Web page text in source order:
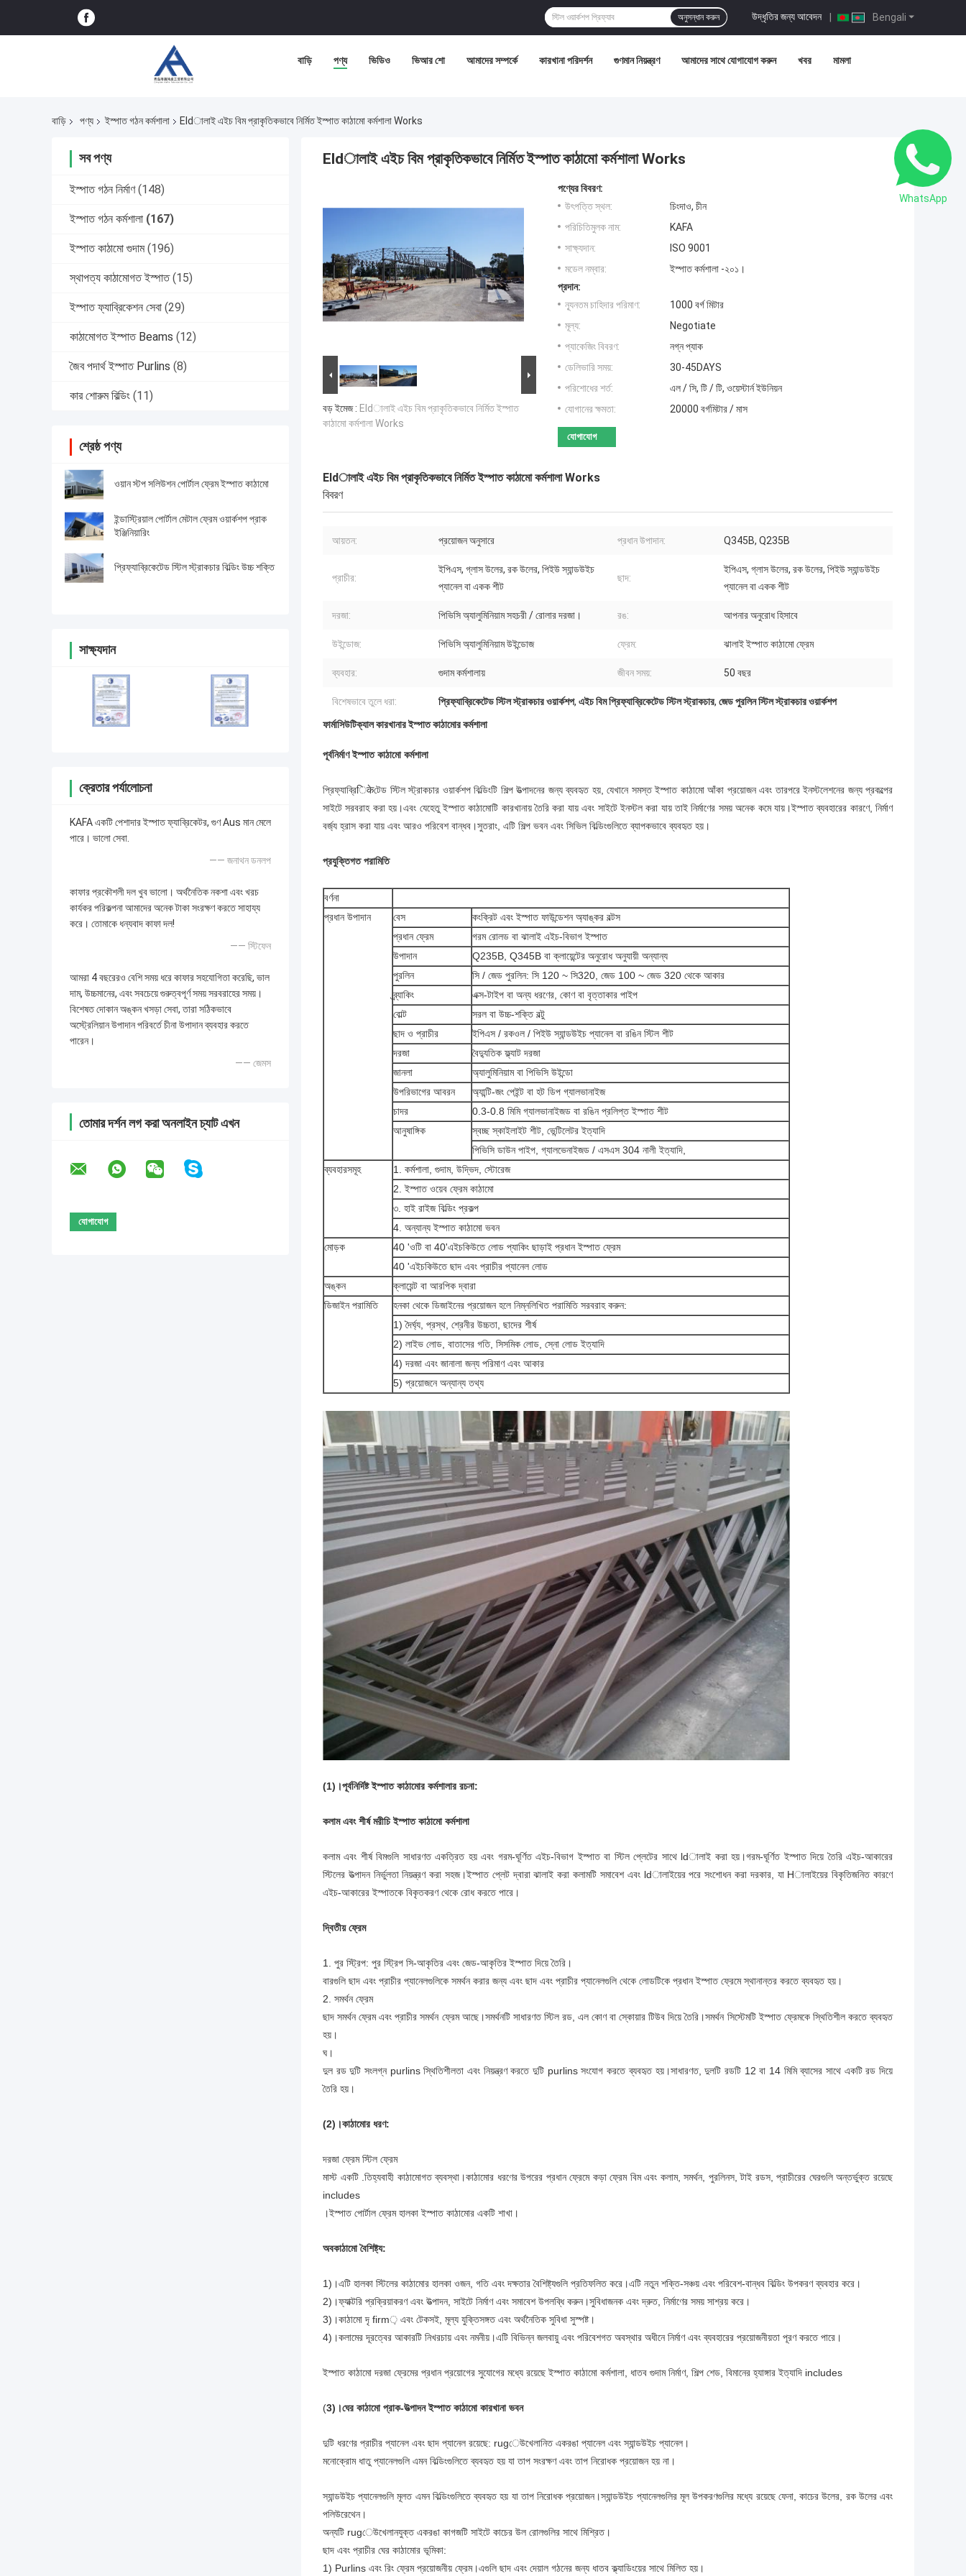
Bengali
উদ্ধৃতির জন্য আবেদন |
অনুসন্ধান করুন
বাড়ি পণ্য ভিডিও ভিআর শো আমাদের সম্পর্কে কারখানা পরিদর্শন গুণমান নিয়ন্ত্রণ আমাদের সাথে যোগাযোগ করুন খবর মামলা
বাড়ি পণ্য ইস্পাত গঠন কর্মশালা Eldালাই এইচ বিম প্রাকৃতিকভাবে নির্মিত ইস্পাত কাঠামো কর্মশালা Works
সব পণ্য
ইস্পাত গঠন নির্মাণ (148)
ইস্পাত গঠন কর্মশালা (167)
ইস্পাত কাঠামো গুদাম (196)
স্থাপত্য কাঠামোগত ইস্পাত (15)
ইস্পাত ফ্যাব্রিকেশন সেবা (29)
কাঠামোগত ইস্পাত Beams (12)
জৈব পদার্থ ইস্পাত Purlins (8)
কার শোরুম বিল্ডিং (11)
শ্রেষ্ঠ পণ্য
ওয়ান স্টপ সলিউশন পোর্টাল ফ্রেম ইস্পাত কাঠামো
ইন্ডাস্ট্রিয়াল পোর্টাল মেটাল ফ্রেম ওয়ার্কশপ প্রাক
ইঞ্জিনিয়ারিং
প্রিফ্যাব্রিকেটেড স্টিল স্ট্রাকচার বিল্ডিং উচ্চ শক্তি
সাক্ষ্যদান
ক্রেতার পর্যালোচনা
KAFA একটি পেশাদার ইস্পাত ফ্যাব্রিকেটর, গুণ Aus মান মেলে
পারে। ভালো সেবা.
—— জনাথন ডনলপ
কাফার প্রকৌশলী দল খুব ভালো। অর্থনৈতিক নকশা এবং খরচ
কার্যকর পরিকল্পনা আমাদের অনেক টাকা সংরক্ষণ করতে সাহায্য
করে। তোমাকে ধন্যবাদ কাফা দল!
—— স্টিফেন
আমরা 4 বছরেরও বেশি সময় ধরে কাফার সহযোগিতা করেছি, ভাল
দাম, উচ্চমানের, এবং সবচেয়ে গুরুত্বপূর্ণ সময় সরবরাহের সময়।
বিশেষত দোকান অঙ্কন খসড়া সেবা, তারা সঠিকভাবে
অস্ট্রেলিয়ান উপাদান পরিবর্তে চীনা উপাদান ব্যবহার করতে
পারেন।
—— জেমস
তোমার দর্শন লগ করা অনলাইন চ্যাট এখন
Eldালাই এইচ বিম প্রাকৃতিকভাবে নির্মিত ইস্পাত কাঠামো কর্মশালা Works
বড় ইমেজ : Eldালাই এইচ বিম প্রাকৃতিকভাবে নির্মিত ইস্পাত
কাঠামো কর্মশালা Works
পণ্যের বিবরণ:
উৎপত্তি স্থল:
চিংদাও, চীন
পরিচিতিমুলক নাম:
KAFA
সাক্ষ্যদান:
ISO 9001
মডেল নম্বার:
ইস্পাত কর্মশালা -২০১।
প্রদান:
ন্যূনতম চাহিদার পরিমাণ:
1000 বর্গ মিটার
মূল্য:
Negotiate
প্যাকেজিং বিবরণ:
নগ্ন প্যাক
ডেলিভারি সময়:
30-45DAYS
পরিশোধের শর্ত:
এল / সি, টি / টি, ওয়েস্টার্ন ইউনিয়ন
যোগানের ক্ষমতা:
20000 বর্গমিটার / মাস
যোগাযোগ
Eldালাই এইচ বিম প্রাকৃতিকভাবে নির্মিত ইস্পাত কাঠামো কর্মশালা Works
বিবরণ
আয়তন: প্রয়োজন অনুসারে প্রধান উপাদান: Q345B, Q235B
প্রাচীর:
ইপিএস, গ্লাস উলের, রক উলের, পিইউ স্যান্ডউইচ
প্যানেল বা একক শীট
ছাদ:
ইপিএস, গ্লাস উলের, রক উলের, পিইউ স্যান্ডউইচ
প্যানেল বা একক শীট
দরজা: পিভিসি অ্যালুমিনিয়াম সহচরী / রোলার দরজা। রঙ: আপনার অনুরোধ হিসাবে
উইন্ডোজ: পিভিসি অ্যালুমিনিয়াম উইন্ডোজ ফ্রেম: ঝালাই ইস্পাত কাঠামো ফ্রেম
ব্যবহার: গুদাম কর্মশালায় জীবন সময়: 50 বছর
বিশেষভাবে তুলে ধরা: প্রিফ্যাব্রিকেটেড স্টিল স্ট্রাকচার ওয়ার্কশপ, এইচ বিম প্রিফ্যাব্রিকেটেড স্টিল স্ট্রাকচার, জেড পুরলিন স্টিল স্ট্রাকচার ওয়ার্কশপ
ফার্মাসিউটিক্যাল কারখানার ইস্পাত কাঠামোর কর্মশালা
পূর্বনির্মাণ ইস্পাত কাঠামো কর্মশালা
প্রিফ্যাব্রিिकेটেড স্টিল স্ট্রাকচার ওয়ার্কশপ বিল্ডিংটি শিল্প উত্পাদনের জন্য ব্যবহৃত হয়, যেখানে সমস্ত ইস্পাত কাঠামো আঁকা প্রয়োজন এবং তারপরে ইনস্টলেশনের জন্য প্রকল্পের
সাইটে সরবরাহ করা হয়।এবং যেহেতু ইস্পাত কাঠামোটি কারখানায় তৈরি করা যায় এবং সাইটে ইনস্টল করা যায় তাই নির্মাণের সময় অনেক কমে যায়।ইস্পাত ব্যবহারের কারণে, নির্মাণ
বর্জ্য হ্রাস করা যায় এবং আরও পরিবেশ বান্ধব।সুতরাং, এটি শিল্প ভবন এবং সিভিল বিল্ডিংগুলিতে ব্যাপকভাবে ব্যবহৃত হয়।
প্রযুক্তিগত পরামিতি
বর্ণনা
প্রধান উপাদান
বেস
কংক্রিট এবং ইস্পাত ফাউন্ডেশন অ্যাঙ্কর বল্টস
প্রধান ফ্রেম
গরম রোলড বা ঝালাই এইচ-বিভাগ ইস্পাত
উপাদান
Q235B, Q345B বা ক্লায়েন্টের অনুরোধ অনুযায়ী অন্যান্য
পুরলিন
সি / জেড পুরলিন: সি 120 ~ সি320, জেড 100 ~ জেড 320 থেকে আকার
ব্র্যাকিং
এক্স-টাইপ বা অন্য ধরণের, কোণ বা বৃত্তাকার পাইপ
বোল্ট
সরল বা উচ্চ-শক্তি বল্টু
ছাদ ও প্রাচীর
ইপিএস / রকওল / পিইউ স্যান্ডউইচ প্যানেল বা রঙিন স্টিল শীট
দরজা
বৈদ্যুতিক ফ্ল্যাট দরজা
জানলা
অ্যালুমিনিয়াম বা পিভিসি উইন্ডো
উপরিভাগের আবরন
অ্যান্টি-জং পেইন্ট বা হট ডিপ গ্যালভানাইজ
চাদর
0.3-0.8 মিমি গ্যালভানাইজড বা রঙিন প্রলিপ্ত ইস্পাত শীট
আনুষাঙ্গিক
স্বচ্ছ স্কাইলাইট শীট, ভেন্টিলেটর ইত্যাদি
পিভিসি ডাউন পাইপ, গ্যালভেনাইজড / এসএস 304 নালী ইত্যাদি,
ব্যবহারসমূহ
1. কর্মশালা, গুদাম, উদ্ভিদ, স্টোরেজ
2. ইস্পাত ওয়েব ফ্রেম কাঠামো
৩. হাই রাইজ বিল্ডিং প্রকল্প
4. অন্যান্য ইস্পাত কাঠামো ভবন
মোড়ক
40 'ওটি বা 40'এইচকিউতে লোড প্যাকিং ছাড়াই প্রধান ইস্পাত ফ্রেম
40 'এইচকিউতে ছাদ এবং প্রাচীর প্যানেল লোড
অঙ্কন
ক্লায়েন্ট বা আরপিক দ্বারা
ডিজাইন পরামিতি
হনকা থেকে ডিজাইনের প্রয়োজন হলে নিম্নলিখিত পরামিতি সরবরাহ করুন:
1) দৈর্ঘ্য, প্রস্থ, শ্রেনীর উচ্চতা, ছাদের শীর্ষ
2) লাইভ লোড, বাতাসের গতি, সিসমিক লোড, স্নো লোড ইত্যাদি
4) দরজা এবং জানালা জন্য পরিমাণ এবং আকার
5) প্রয়োজনে অন্যান্য তথ্য
(1)।পূর্বনির্দিষ্ট ইস্পাত কাঠামোর কর্মশালার রচনা:
কলাম এবং শীর্ষ মরীচি ইস্পাত কাঠামো কর্মশালা
কলাম এবং শীর্ষ বিমগুলি সাধারণত একত্রিত হয় এবং গরম-ঘূর্ণিত এইচ-বিভাগ ইস্পাত বা স্টিল প্লেটের সাথে ldালাই করা হয়।গরম-ঘূর্ণিত ইস্পাত দিয়ে তৈরি এইচ-আকারের
স্টিলের উত্পাদন নির্ভুলতা নিয়ন্ত্রণ করা সহজ।ইস্পাত প্লেট দ্বারা ঝালাই করা কলামটি সমাবেশ এবং ldালাইয়ের পরে সংশোধন করা দরকার, যা Hালাইয়ের বিকৃতিজনিত কারণে
এইচ-আকারের ইস্পাতকে বিকৃতকরণ থেকে রোধ করতে পারে।
দ্বিতীয় ফ্রেম
1. পুর স্ট্রিপ: পুর স্ট্রিপ সি-আকৃতির এবং জেড-আকৃতির ইস্পাত দিয়ে তৈরি।
বারগুলি ছাদ এবং প্রাচীর প্যানেলগুলিকে সমর্থন করার জন্য এবং ছাদ এবং প্রাচীর প্যানেলগুলি থেকে লোডটিকে প্রধান ইস্পাত ফ্রেমে স্থানান্তর করতে ব্যবহৃত হয়।
2. সমর্থন ফ্রেম
ছাদ সমর্থন ফ্রেম এবং প্রাচীর সমর্থন ফ্রেম আছে।সমর্থনটি সাধারণত স্টিল রড, এল কোণ বা স্কোয়ার টিউব দিয়ে তৈরি।সমর্থন সিস্টেমটি ইস্পাত ফ্রেমকে স্থিতিশীল করতে ব্যবহৃত
হয়।
ঘ।
দুল রড দুটি সংলগ্ন purlins স্থিতিশীলতা এবং নিয়ন্ত্রণ করতে দুটি purlins সংযোগ করতে ব্যবহৃত হয়।সাধারণত, দুলটি রডটি 12 বা 14 মিমি ব্যাসের সাথে একটি রড দিয়ে
তৈরি হয়।
(2)।কাঠামোর ধরণ:
দরজা ফ্রেম স্টিল ফ্রেম
মাস্ট একটি .তিহ্যবাহী কাঠামোগত ব্যবস্থা।কাঠামোর ধরণের উপরের প্রধান ফ্রেমে কড়া ফ্রেম বিম এবং কলাম, সমর্থন, পুরলিনস, টাই রডস, প্রাচীরের ঘেরগুলি অন্তর্ভুক্ত রয়েছে
includes
।ইস্পাত পোর্টাল ফ্রেম হালকা ইস্পাত কাঠামোর একটি শাখা।
অবকাঠামো বৈশিষ্ট্য:
1)।এটি হালকা স্টিলের কাঠামোর হালকা ওজন, গতি এবং দক্ষতার বৈশিষ্ট্যগুলি প্রতিফলিত করে।এটি নতুন শক্তি-সঞ্চয় এবং পরিবেশ-বান্ধব বিল্ডিং উপকরণ ব্যবহার করে।
2)।ফ্যাক্টরি প্রক্রিয়াকরণ এবং উত্পাদন, সাইটে নির্মাণ এবং সমাবেশ উপলব্ধি করুন।সুবিধাজনক এবং দ্রুত, নির্মাণের সময় সাশ্রয় করে।
3)।কাঠামো দৃ firm় এবং টেকসই, মূল্য যুক্তিসঙ্গত এবং অর্থনৈতিক সুবিধা সুস্পষ্ট।
4)।কলামের দূরত্বের আকারটি নিখরচায় এবং নমনীয়।এটি বিভিন্ন জলবায়ু এবং পরিবেশগত অবস্থার অধীনে নির্মাণ এবং ব্যবহারের প্রয়োজনীয়তা পূরণ করতে পারে।
ইস্পাত কাঠামো দরজা ফ্রেমের প্রধান প্রয়োগের সুযোগের মধ্যে রয়েছে ইস্পাত কাঠামো কর্মশালা, ধাতব গুদাম নির্মাণ, শিল্প শেড, বিমানের হ্যাঙ্গার ইত্যাদি includes
(3)।ঘের কাঠামো প্রাক-উত্পাদন ইস্পাত কাঠামো কারখানা ভবন
দুটি ধরণের প্রাচীর প্যানেল এবং ছাদ প্যানেল রয়েছে: rugেউখেলানিত একরঙা প্যানেল এবং স্যান্ডউইচ প্যানেল।
মনোক্রোম ধাতু প্যানেলগুলি এমন বিল্ডিংগুলিতে ব্যবহৃত হয় যা তাপ সংরক্ষণ এবং তাপ নিরোধক প্রয়োজন হয় না।
স্যান্ডউইচ প্যানেলগুলি মূলত এমন বিল্ডিংগুলিতে ব্যবহৃত হয় যা তাপ নিরোধক প্রয়োজন।স্যান্ডউইচ প্যানেলগুলির মূল উপকরণগুলির মধ্যে রয়েছে ফেনা, কাচের উলের, রক উলের এবং
পলিউরেথেন।
অন্যটি rugেউখেলানযুক্ত একরঙা কাগজটি সাইটে কাচের উল রোলগুলির সাথে মিশ্রিত।
ছাদ এবং প্রাচীর ঘের কাঠামোর ভূমিকা:
1) Purlins এবং রিং ফ্রেম প্রয়োজনীয় ফ্রেম।এগুলি ছাদ এবং দেয়াল গঠনের জন্য ধাতব ক্ল্যাডিংয়ের সাথে মিলিত হয়।
WhatsApp